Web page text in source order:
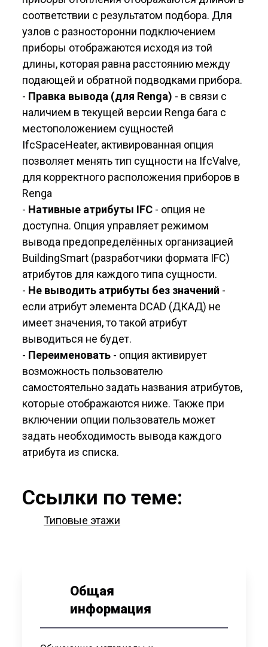
соответствии с результатом подбора. Для
узлов с разносторонни подключением
приборы отображаются исходя из той
длины, которая равна расстоянию между
подающей и обратной подводками прибора.
- Правка вывода (для Renga) - в связи с
наличием в текущей версии Renga бага с
местоположением сущностей
IfcSpaceHeater, активированная опция
позволяет менять тип сущности на IfcValve,
для корректного расположения приборов в
Renga
- Нативные атрибуты IFC - опция не
доступна. Опция управляет режимом
вывода предопределённых организацией
BuildingSmart (разработчики формата IFC)
атрибутов для каждого типа сущности.
- Не выводить атрибуты без значений -
если атрибут элемента DCAD (ДКАД) не
имеет значения, то такой атрибут
выводиться не будет.
- Переименовать - опция активирует
возможность пользователю
самостоятельно задать названия атрибутов,
которые отображаются ниже. Также при
включении опции пользователь может
задать необходимость вывода каждого
атрибута из списка.
Ссылки по теме:
Типовые этажи
Общая
информация